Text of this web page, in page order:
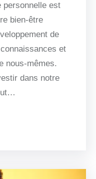
personnelle est
bien-être
de
et
nous-mêmes.
dans notre